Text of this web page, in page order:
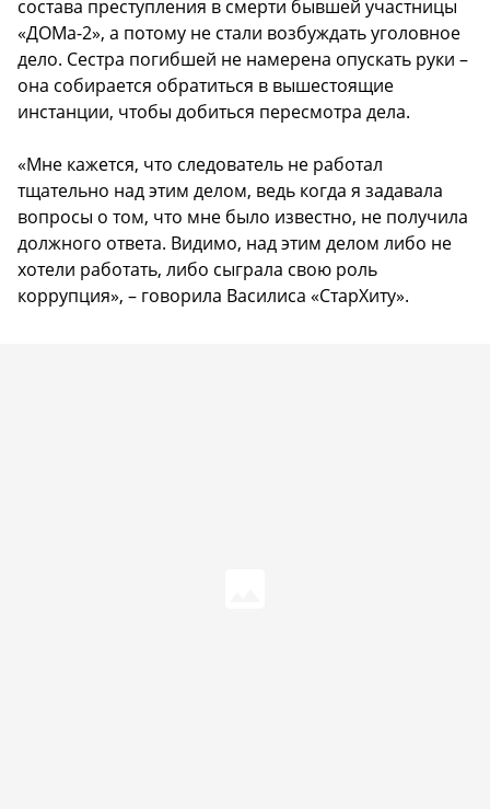
состава преступления в смерти бывшей участницы
«ДОМа-2», а потому не стали возбуждать уголовное
дело. Сестра погибшей не намерена опускать руки –
она собирается обратиться в вышестоящие
инстанции, чтобы добиться пересмотра дела.
«Мне кажется, что следователь не работал
тщательно над этим делом, ведь когда я задавала
вопросы о том, что мне было известно, не получила
должного ответа. Видимо, над этим делом либо не
хотели работать, либо сыграла свою роль
коррупция», – говорила Василиса «СтарХиту».